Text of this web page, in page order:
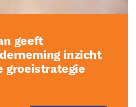
geeft
inzicht
groeistrategie